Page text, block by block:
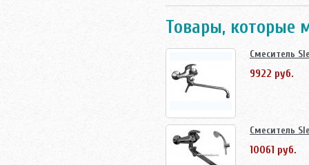
Товары, которые
Смеситель
9922 руб.
Смеситель
10061 руб.